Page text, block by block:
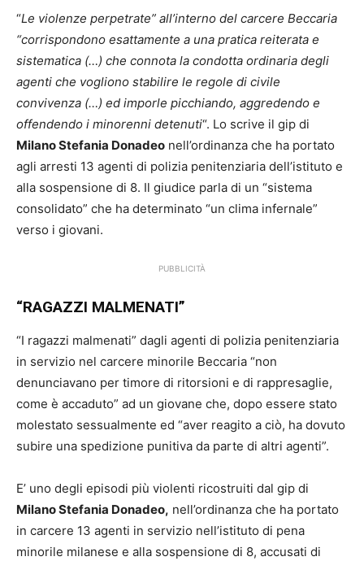
“Le violenze perpetrate” all’interno del carcere Beccaria
“corrispondono esattamente a una pratica reiterata e
sistematica (…) che connota la condotta ordinaria degli
agenti che vogliono stabilire le regole di civile
convivenza (…) ed imporle picchiando, aggredendo e
offendendo i minorenni detenuti“. Lo scrive il gip di
Milano Stefania Donadeo nell’ordinanza che ha portato
agli arresti 13 agenti di polizia penitenziaria dell’istituto e
alla sospensione di 8. Il giudice parla di un “sistema
consolidato” che ha determinato “un clima infernale”
verso i giovani.
PUBBLICITÀ
“RAGAZZI MALMENATI”
“I ragazzi malmenati” dagli agenti di polizia penitenziaria
in servizio nel carcere minorile Beccaria “non
denunciavano per timore di ritorsioni e di rappresaglie,
come è accaduto” ad un giovane che, dopo essere stato
molestato sessualmente ed “aver reagito a ciò, ha dovuto
subire una spedizione punitiva da parte di altri agenti”.
E’ uno degli episodi più violenti ricostruiti dal gip di
Milano Stefania Donadeo, nell’ordinanza che ha portato
in carcere 13 agenti in servizio nell’istituto di pena
minorile milanese e alla sospensione di 8, accusati di